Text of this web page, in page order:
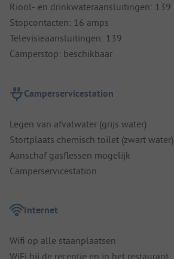
Riool- en drinkwateraansluitingen: 139
Stopcontacten: 16 amps
Televisieaansluitingen: 139
Camperstop: beschikbaar
Camperservicestation
Legen van afvalwater (grijs water)
Stortplaats chemisch toilet (zwart water)
Aanschaf gasflessen mogelijk
Camperservicestation
Internet
Wifi op alle staanplaatsen
WiFi bij de receptie en in het restaurant